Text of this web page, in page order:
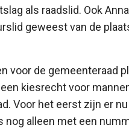
als raadslid. Ook
geweest van de
voor de gemeenteraad
kiesrecht voor
Voor het eerst zijn er
alleen met een